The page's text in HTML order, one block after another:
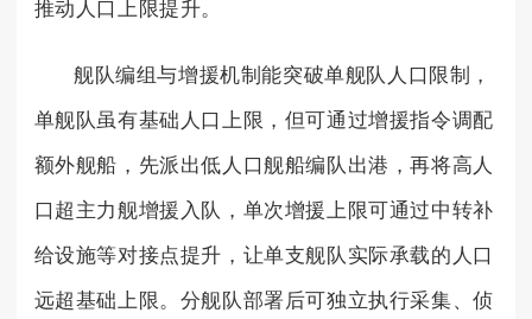
推动人口上限提升。
舰队编组与增援机制能突破单舰队人口限制，
单舰队虽有基础人口上限，但可通过增援指令调配
额外舰船，先派出低人口舰船编队出港，再将高人
口超主力舰增援入队，单次增援上限可通过中转补
给设施等对接点提升，让单支舰队实际承载的人口
远超基础上限。分舰队部署后可独立执行采集、侦